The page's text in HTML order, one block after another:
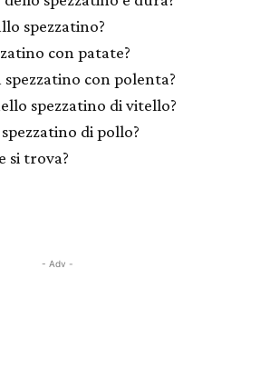
spezzatino?
con patate?
spezzatino con polenta?
spezzatino di vitello?
di pollo?
si trova?
- Adv -